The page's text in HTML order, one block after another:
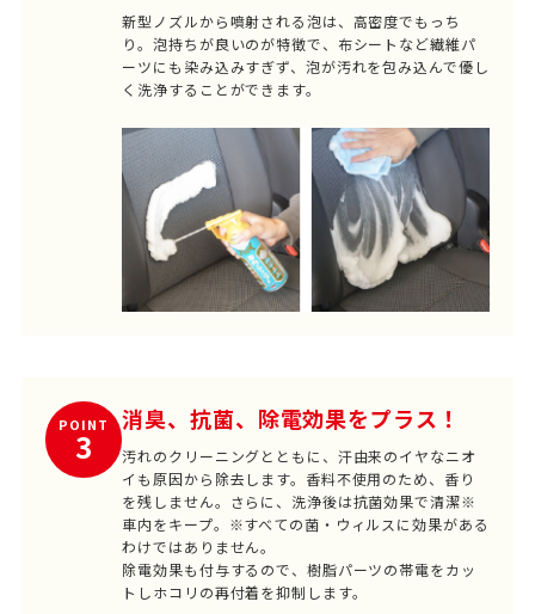
新型ノズルから噴射される泡は、高密度でもっち
り。泡持ちが良いのが特徴で、布シートなど繊維パ
ーツにも染み込みすぎず、泡が汚れを包み込んで優し
く洗浄することができます。
POINT
3
消臭、抗菌、除電効果をプラス！
汚れのクリーニングとともに、汗由来のイヤなニオ
イも原因から除去します。香料不使用のため、香り
を残しません。さらに、洗浄後は抗菌効果で清潔※
車内をキープ。※すべての菌・ウィルスに効果がある
わけではありません。
除電効果も付与するので、樹脂パーツの帯電をカッ
トしホコリの再付着を抑制します。